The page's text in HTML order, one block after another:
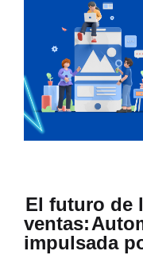
El futuro de
ventas:
impulsada